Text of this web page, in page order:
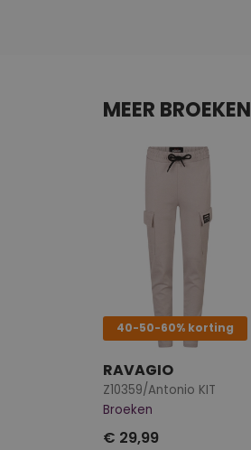
MEER BROEKEN
40-50-60% korting
RAVAGIO
Z10359/Antonio KIT
Broeken
€ 29,99